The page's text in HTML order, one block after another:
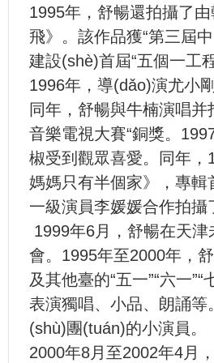
1995年，舒暢還拍攝了
飛》。該作品獲“第三
建設(shè)首屆“五個一工
1996年，導(dǎo)演尤
同年，舒暢與牛楠演唱
音樂電視大賽“銅獎。
椒受到觀眾喜愛。同
媽媽只有半個家》，專輯
一級演員李媛媛合作拍攝
1999年6月，舒暢在天
會。1995年至2000年，
及其他臺的“五一”“六一”“
表演獨唱、小品、朗
(shù)團(tuán)的小演員。
2000年8月至2002年4月